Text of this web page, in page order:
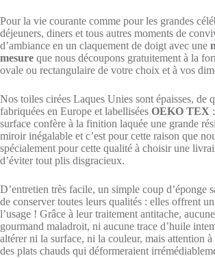
Pour la vie courante comme pour les grandes
déjeuners, diners et tous autres moments de
d’ambiance en un claquement de doigt avec une
mesure que nous découpons gratuitement à la
ovale ou rectangulaire de votre choix et à vos
Nos toiles cirées Laques Unies sont épaisses, de
fabriquées en Europe et labellisées OEKO TEX
surface confère à la finition laquée une grande
miroir inégalable et c’est pour cette raison que
spécialement pour cette qualité à choisir une
d’éviter tout plis disgracieux.
D’entretien très facile, un simple coup d’éponge
de conserver toutes leurs qualités : elles offrent
l’usage ! Grâce à leur traitement antitache,
gourmand maladroit, ni aucune trace d’huile
altérer ni la surface, ni la couleur, mais attention à
des plats chauds qui déformeraient